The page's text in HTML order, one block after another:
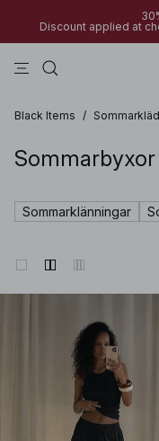
Discount applied at
Black Items /
Sommarbyxor
Sommarklänningar